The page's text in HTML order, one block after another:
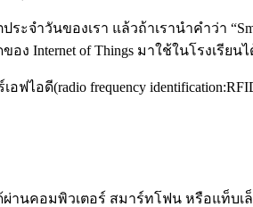
จำวันของเรา แล้วถ้าเรานำคำว่า
ง Internet of Things มาใช้ในโรงเรียน
อดี(radio frequency
ผ่านคอมพิวเตอร์ สมาร์ทโฟน หรือแท็บเ